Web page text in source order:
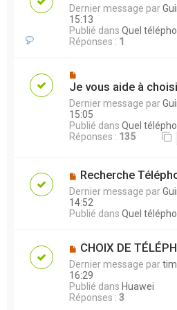
Dernier message par
15:13
Publié dans Quel
Réponses : 1
Je vous aide à
Dernier message par
15:05
Publié dans Quel
Réponses : 135
Recherche
Dernier message par
14:52
Publié dans Quel
CHOIX DE
Dernier message par
16:29
Publié dans Huawei
Réponses : 3